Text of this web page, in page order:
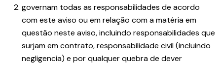
governam todas as responsabilidades de acordo
com este aviso ou em relação com a matéria em
questão neste aviso, incluindo responsabilidades que
surjam em contrato, responsabilidade civil (incluindo
negligencia) e por qualquer quebra de dever